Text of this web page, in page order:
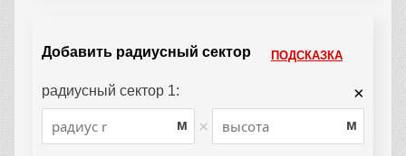
Добавить радиусный сектор ПОДСКАЗКА
радиусный сектор 1:
м × м
×